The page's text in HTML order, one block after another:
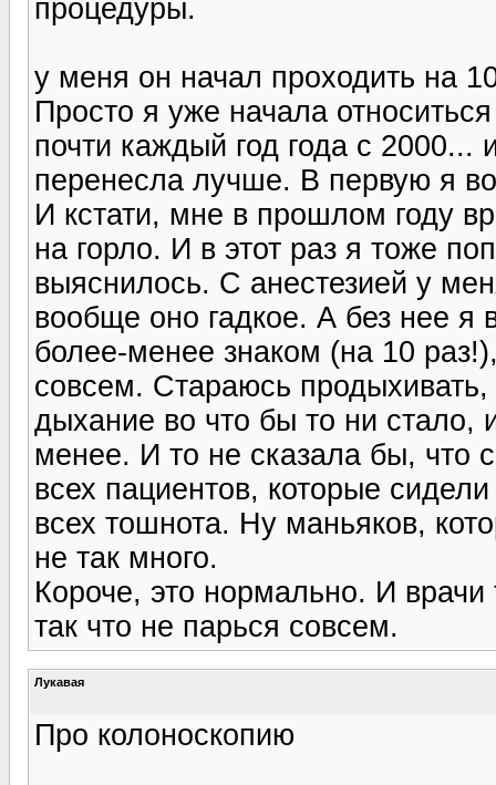
процедуры.
у меня он начал проходить на
Просто я уже начала
почти каждый год года с 2000...
перенесла лучше. В первую я
И кстати, мне в прошлом году
на горло. И в этот раз я тоже
выяснилось. С анестезией у
вообще оно гадкое. А без нее я
более-менее знаком (на 10
совсем. Стараюсь
дыхание во что бы то ни стало,
менее. И то не сказала бы, что
всех пациентов, которые
всех тошнота. Ну маньяков,
не так много.
Короче, это нормально. И
так что не парься совсем.
Лукавая
Про колоноскопию